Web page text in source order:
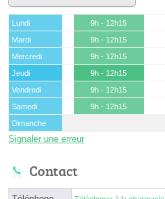
Lundi 9h - 12h15
Mardi
9h - 12h15
Mercredi
9h - 12h15
Jeudi
9h - 12h15
Vendredi
9h - 12h15
Samedi
9h - 12h15
Dimanche
Signaler une erreur
Contact